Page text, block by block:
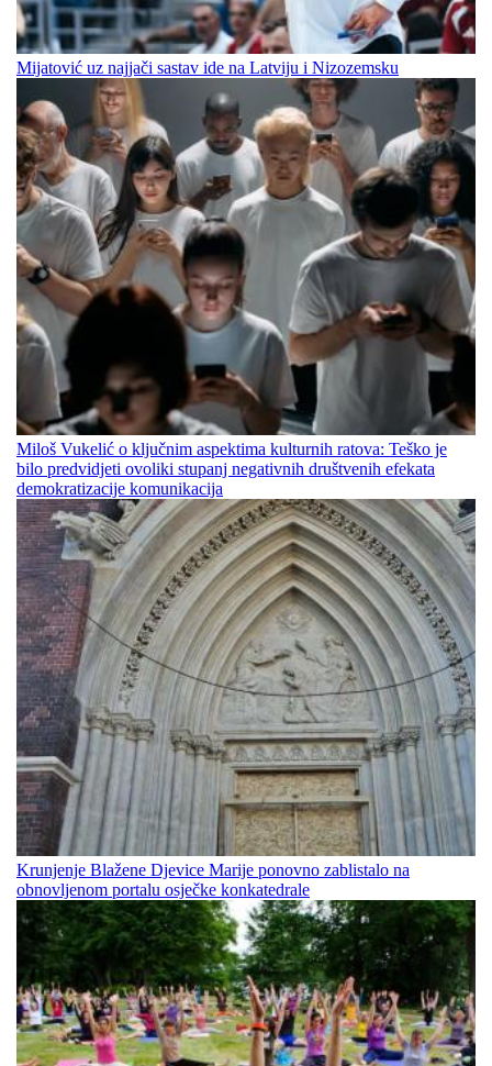
Mijatović uz najjači sastav ide na Latviju i Nizozemsku
Miloš Vukelić o ključnim aspektima kulturnih ratova: Teško je
bilo predvidjeti ovoliki stupanj negativnih društvenih efekata
demokratizacije komunikacija
Krunjenje Blažene Djevice Marije ponovno zablistalo na
obnovljenom portalu osječke konkatedrale